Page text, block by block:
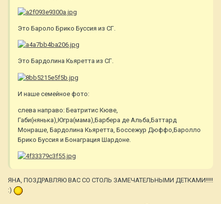
Это Бароло Брико Буссия из СГ.
Это Бардолина Кьяретта из СГ.
И наше семейное фото:
слева направо: Беатритис Кюве,
Габи(нянька),Югра(мама),Барбера де Альба,Баттард
Монраше, Бардолина Кьяретта, Боссежур Дюффо,Баролло
Брико Буссия и Бонаграция Шардоне.
ЯНА, ПОЗДРАВЛЯЮ ВАС СО СТОЛЬ ЗАМЕЧАТЕЛЬНЫМИ ДЕТКАМИ!!!!!
:)